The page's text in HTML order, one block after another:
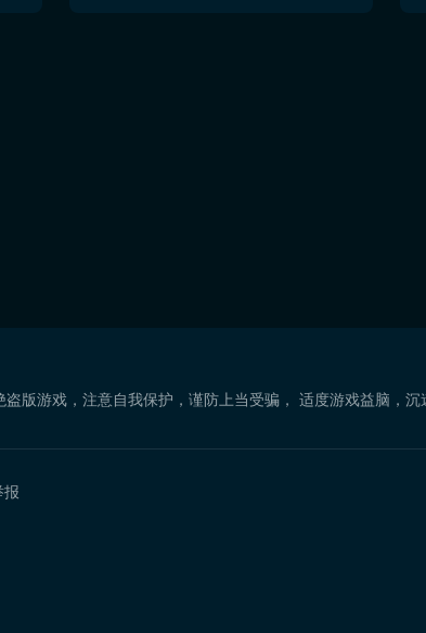
版游戏，注意自我保护，谨防上当受骗， 适度游戏益脑，
报